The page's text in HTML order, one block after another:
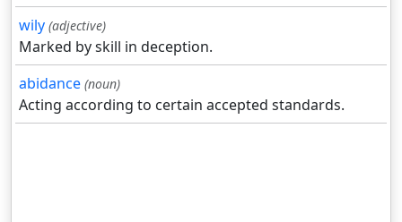
wily (adjective)
Marked by skill in deception.
abidance (noun)
Acting according to certain accepted standards.